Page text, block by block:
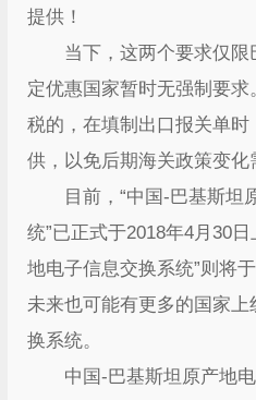
提供！
当下，这两个要求仅
定优惠国家暂时无强制要
税的，在填制出口报关单
供，以免后期海关政策变化
目前，“中国-巴基斯坦
统”已正式于2018年4月30
地电子信息交换系统”则将
未来也可能有更多的国家
换系统。
中国-巴基斯坦原产地